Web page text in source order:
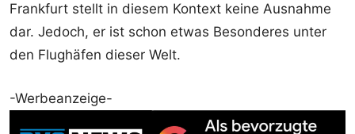
Frankfurt stellt in diesem Kontext keine Ausnahme
dar. Jedoch, er ist schon etwas Besonderes unter
den Flughäfen dieser Welt.
-Werbeanzeige-